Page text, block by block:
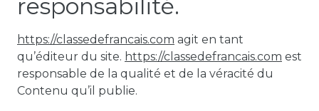
responsabilité.
https://classedefrancais.com agit en tant
qu’éditeur du site. https://classedefrancais.com est
responsable de la qualité et de la véracité du
Contenu qu’il publie.